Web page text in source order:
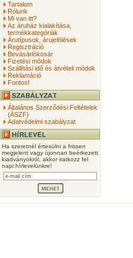
Tartalom
Rólunk
Mi van itt?
Az áruház kialakítása,
termékkategóriák
Árutípusok, árujelölések
Regisztráció
Bevásárlókosár
Fizetési módok
Szállítási idő és átvételi módok
Reklamáció
Fontos!
Általános Szerződési Feltételek
(ÁSZF)
Adatvédelmi szabályzat
Ha szeretnél értesülni a frissen
megjelent vagy újonnan beérkezett
kiadványokról, akkor iratkozz fel
napi hírlevelünkre!